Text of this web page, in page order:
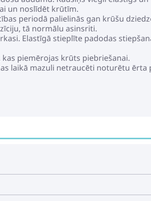
un noslīdēt krūtīm.
periodā palielinās gan krūšu
tā normālu asinsriti.
Elastīgā stieplīte padodas
piemērojas krūts piebriešanai.
laikā mazuli netraucēti noturētu ērta